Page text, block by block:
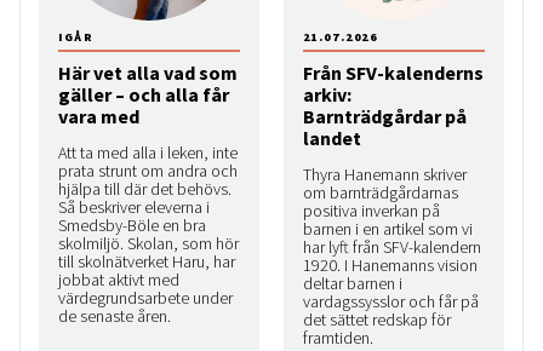
Här vet alla vad som
gäller – och alla får
vara med
Att ta med alla i leken, inte
prata strunt om andra och
hjälpa till där det behövs.
Så beskriver eleverna i
Smedsby-Böle en bra
skolmiljö. Skolan, som hör
till skolnätverket Haru, har
jobbat aktivt med
värdegrundsarbete under
de senaste åren.
IGÅR
Från SFV-kalenderns
arkiv:
Barnträdgårdar på
landet
Thyra Hanemann skriver
om barnträdgårdarnas
positiva inverkan på
barnen i en artikel som vi
har lyft från SFV-kalendern
1920. I Hanemanns vision
deltar barnen i
vardagssysslor och får på
det sättet redskap för
framtiden.
21.07.2026